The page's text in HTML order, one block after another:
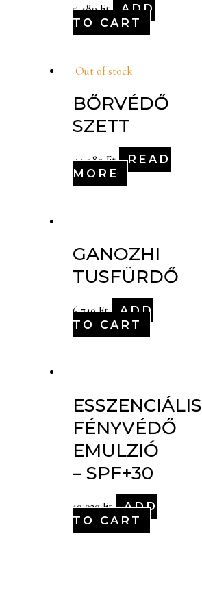
5,480Ft
ADD
TO CART
Out of stock
BŐRVÉDŐ
SZETT
44,080Ft
READ
MORE
GANOZHI
TUSFÜRDŐ
6,740Ft
ADD
TO CART
ESSZENCIÁLIS
FÉNYVÉDŐ
EMULZIÓ
– SPF+30
10,020Ft
ADD
TO CART